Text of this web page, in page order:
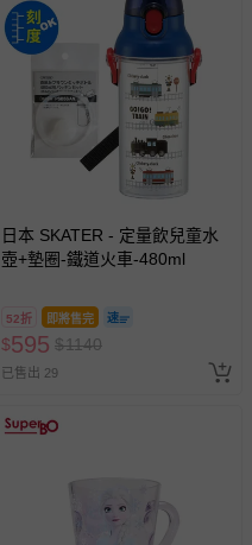
日本 SKATER - 定量飲兒童水
壺+墊圈-鐵道火車-480ml
52折 即將售完
$595 $1140
已售出 29